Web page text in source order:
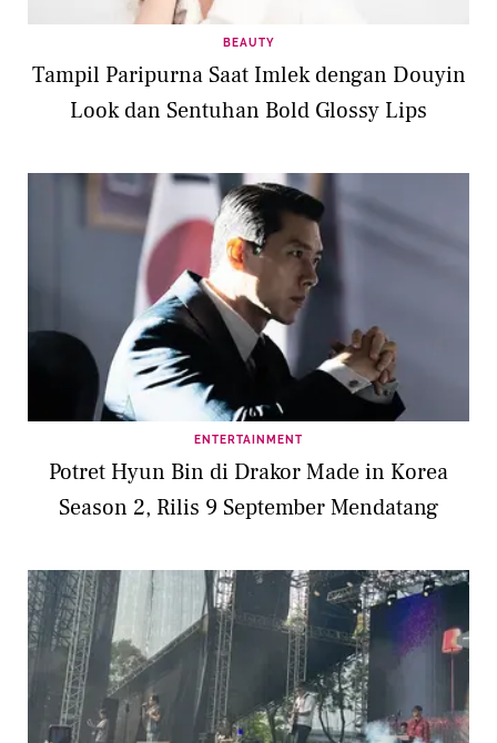
BEAUTY
Tampil Paripurna Saat Imlek dengan Douyin
Look dan Sentuhan Bold Glossy Lips
ENTERTAINMENT
Potret Hyun Bin di Drakor Made in Korea
Season 2, Rilis 9 September Mendatang